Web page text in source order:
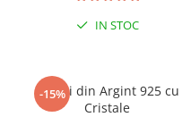
IN STOC
-15%
Cercei din Argint 925 cu
Cristale